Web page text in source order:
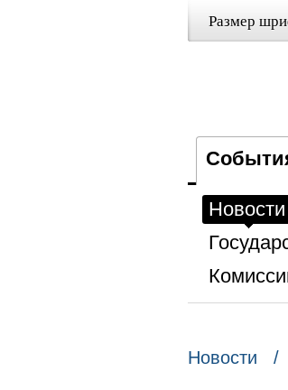
Размер
Новости
Новости /